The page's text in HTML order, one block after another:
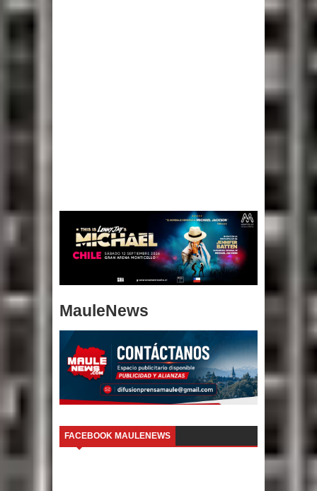
MauleNews
FACEBOOK MAULENEWS